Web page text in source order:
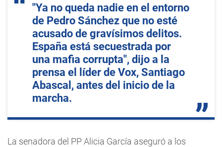
"Ya no queda nadie en el entorno
de Pedro Sánchez que no esté
acusado de gravísimos delitos.
España está secuestrada por
una mafia corrupta", dijo a la
prensa el líder de Vox, Santiago
Abascal, antes del inicio de la
marcha.
La senadora del PP Alicia García aseguró a los